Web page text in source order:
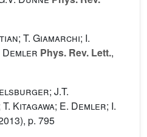
T. Giamarchi; I.
Demler Phys. Rev. Lett.,
J.T.
Kitagawa; E. Demler; I.
p. 795